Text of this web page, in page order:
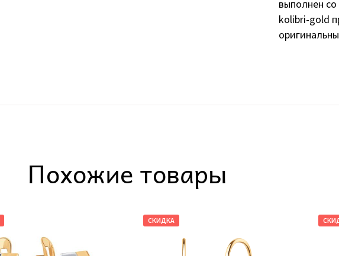
выполнен
kolibri-gold
Похожие товары
СКИДКА